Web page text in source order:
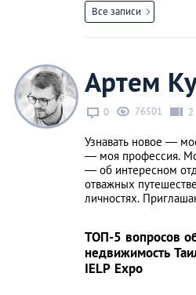
Все записи
Артем
0 76501 2
Узнавать новое —
— моя профессия.
— об интересном
отважных
личностях.
ТОП-5 вопросов
недвижимость
IELP Expo